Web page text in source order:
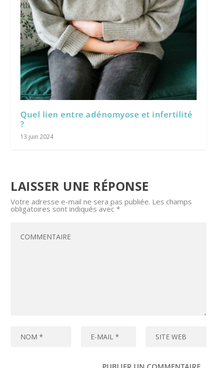
Quel lien entre adénomyose et infertilité
?
13 juin 2024
LAISSER UNE RÉPONSE
Votre adresse e-mail ne sera pas publiée. Les champs
obligatoires sont indiqués avec*